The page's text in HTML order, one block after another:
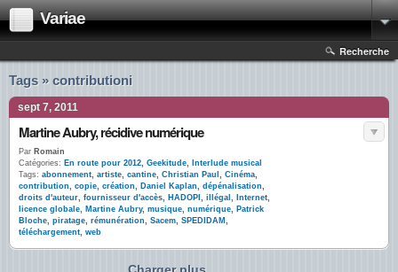
Variae
Recherche
Tags » contributioni
sept 7, 2011
Martine Aubry, récidive numérique
Par Romain
Catégories: En route pour 2012, Geekitude,
Interlude musical
Tags: abonnement, artiste, cantine, Christian Paul , Cinéma,
contribution, copie, création, Daniel Kaplan, dépénalisation,
droits d'auteur, fournisseur d'accès, HADOPI , illégal , Internet,
licence globale, Martine Aubry, musique, numérique, Patrick
Bloche, piratage, rémunération, Sacem, SPEDIDAM ,
téléchargement, web